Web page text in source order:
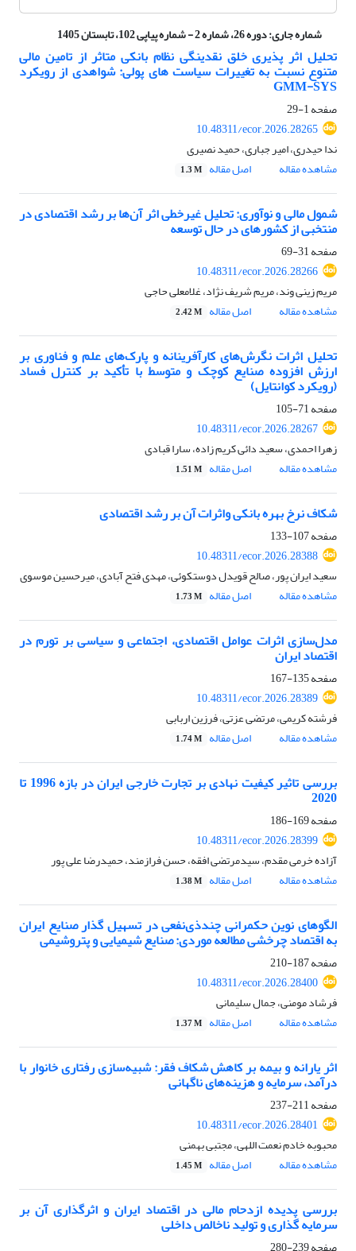
شماره جاری:دوره 26، شماره 2 - شماره پیاپی 102، تابستان 1405
تحلیل اثر پذیری خلق نقدینگی نظام بانکی متاثر از تامین مالی
متنوع نسبت به تغییرات سیاست های پولی: شواهدی از رویکرد
GMM-SYS
صفحه1-29
10.48311/ecor.2026.28265
ندا حیدری، امیر جباری، حمید نصیری
مشاهده مقاله
اصل مقاله 1.3 M
شمول مالی و نوآوری: تحلیل غیرخطی اثر آن‌ها بر رشد اقتصادی در
منتخبی از کشورهای در حال توسعه
صفحه31-69
10.48311/ecor.2026.28266
مریم زینی وند، مریم شریف نژاد، غلامعلی حاجی
مشاهده مقاله
اصل مقاله 2.42 M
تحلیل اثرات نگرش‌های کارآفرینانه و پارک‌های علم و فناوری بر
ارزش افزوده صنایع کوچک و متوسط با تأکید بر کنترل فساد
(رویکرد کوانتایل)
صفحه71-105
10.48311/ecor.2026.28267
زهرا احمدی، سعید دائی کریم زاده، سارا قبادی
مشاهده مقاله
اصل مقاله 1.51 M
شکاف نرخ بهره بانکی واثرات آن بر رشد اقتصادی
صفحه107-133
10.48311/ecor.2026.28388
سعید ایران پور، صالح قویدل دوستکوئی، مهدی فتح آبادی، میرحسین موسوی
مشاهده مقاله
اصل مقاله 1.73 M
مدل‌سازی اثرات عوامل اقتصادی، اجتماعی و سیاسی بر تورم در
اقتصاد ایران
صفحه135-167
10.48311/ecor.2026.28389
فرشته کریمی، مرتضی عزتی، فرزین اربابی
مشاهده مقاله
اصل مقاله 1.74 M
بررسی تاثیر کیفیت نهادی بر تجارت خارجی ایران در بازه 1996 تا
2020
صفحه169-186
10.48311/ecor.2026.28399
آزاده خرمی مقدم، سیدمرتضی افقه، حسن فرازمند، حمیدرضا علی پور
مشاهده مقاله
اصل مقاله 1.38 M
الگوهای نوین حکمرانی چندذی‌نفعی در تسهیل گذار صنایع ایران
به اقتصاد چرخشی مطالعه موردی: صنایع شیمیایی و پتروشیمی
صفحه187-210
10.48311/ecor.2026.28400
فرشاد مومنی، جمال سلیمانی
مشاهده مقاله
اصل مقاله 1.37 M
اثر یارانه و بیمه بر کاهش شکاف فقر: شبیه‌سازی رفتاری خانوار با
درآمد، سرمایه و هزینه‌های ناگهانی
صفحه211-237
10.48311/ecor.2026.28401
محبوبه خادم نعمت اللهی، مجتبی بهمنی
مشاهده مقاله
اصل مقاله 1.45 M
بررسی پدیده ازدحام مالی در اقتصاد ایران و اثرگذاری آن بر
سرمایه گذاری و تولید ناخالص داخلی